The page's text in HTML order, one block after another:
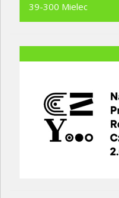
39-300 Mielec